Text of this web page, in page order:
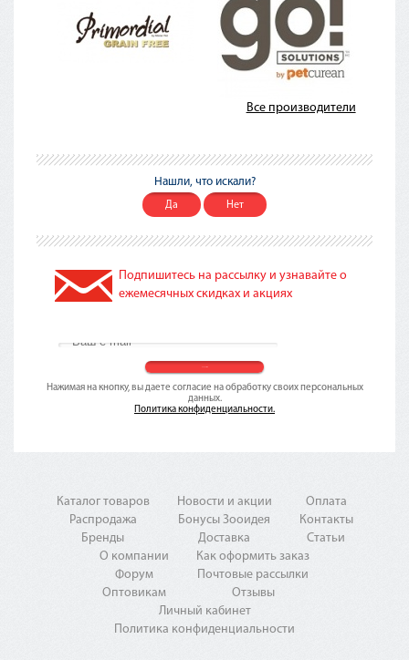
Все производители
Нашли, что искали?
Да Нет
Подпишитесь на рассылку и узнавайте о
ежемесячных скидках и акциях
Нажимая на кнопку, вы даете согласие на обработку своих персональных
данных.
Политика конфиденциальности.
Каталог товаров
Распродажа
Бренды
Новости и акции
Бонусы Зооидея
Доставка
Оплата
Контакты
Статьи
О компании
Форум
Оптовикам
Как оформить заказ
Почтовые рассылки
Отзывы
Личный кабинет
Политика конфиденциальности